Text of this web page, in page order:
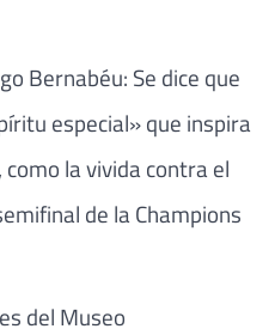
Bernabéu: Se dice que
especial» que inspira
la vivida contra el
de la Champions
del Museo